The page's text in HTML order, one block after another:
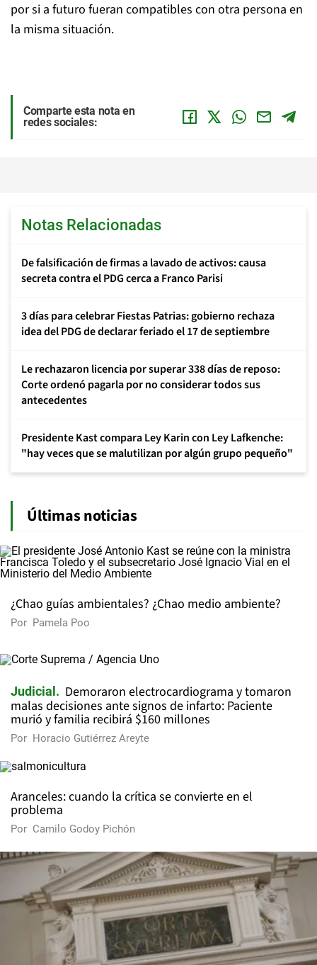
por si a futuro fueran compatibles con otra persona en
la misma situación.
Comparte esta nota en
redes sociales:
Notas Relacionadas
De falsificación de firmas a lavado de activos: causa
secreta contra el PDG cerca a Franco Parisi
3 días para celebrar Fiestas Patrias: gobierno rechaza
idea del PDG de declarar feriado el 17 de septiembre
Le rechazaron licencia por superar 338 días de reposo:
Corte ordenó pagarla por no considerar todos sus
antecedentes
Presidente Kast compara Ley Karin con Ley Lafkenche:
"hay veces que se malutilizan por algún grupo pequeño"
Últimas noticias
¿Chao guías ambientales? ¿Chao medio ambiente?
Por Pamela Poo
Judicial
Demoraron electrocardiograma y tomaron
malas decisiones ante signos de infarto: Paciente
murió y familia recibirá $160 millones
Por Horacio Gutiérrez Areyte
Aranceles: cuando la crítica se convierte en el
problema
Por Camilo Godoy Pichón